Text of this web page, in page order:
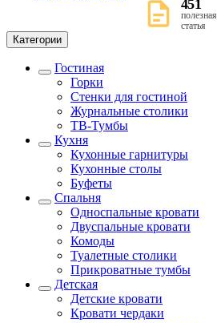
451
полезная
статья
Категории
Гостиная
Горки
Стенки для гостиной
Журнальные столики
TВ-Тумбы
Кухня
Кухонные гарнитуры
Кухонные столы
Буфеты
Спальня
Односпальные кровати
Двуспальные кровати
Комоды
Туалетные столики
Прикроватные тумбы
Детская
Детские кровати
Кровати чердаки